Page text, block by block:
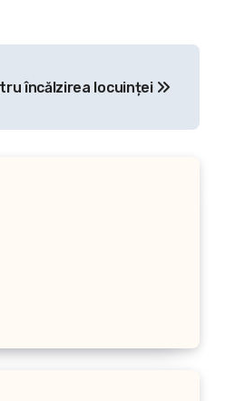
încălzirea locuinței